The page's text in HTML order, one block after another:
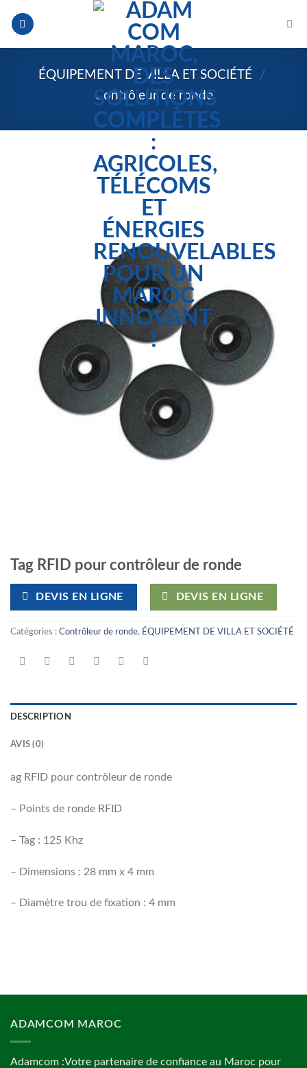
ÉQUIPEMENT DE VILLA ET SOCIÉTÉ
/
Contrôleur de ronde
Tag RFID pour contrôleur de ronde
DEVIS EN LIGNE DEVIS EN LIGNE
Catégories : Contrôleur de ronde, ÉQUIPEMENT DE VILLA ET SOCIÉTÉ
DESCRIPTION
AVIS (0)
ag RFID pour contrôleur de ronde
– Points de ronde RFID
– Tag : 125 Khz
– Dimensions : 28 mm x 4 mm
– Diamètre trou de fixation : 4 mm
ADAMCOM MAROC
Adamcom :Votre partenaire de confiance au Maroc pour